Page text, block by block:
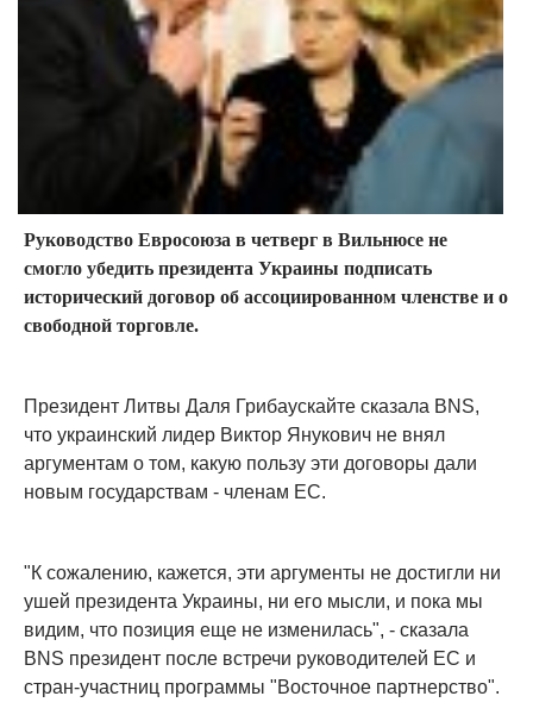
Руководство Евросоюза в четверг в Вильнюсе не
смогло убедить президента Украины подписать
исторический договор об ассоциированном членстве и о
свободной торговле.
Президент Литвы Даля Грибаускайте сказала BNS,
что украинский лидер Виктор Янукович не внял
аргументам о том, какую пользу эти договоры дали
новым государствам - членам ЕС.
"К сожалению, кажется, эти аргументы не достигли ни
ушей президента Украины, ни его мысли, и пока мы
видим, что позиция еще не изменилась", - сказала
BNS президент после встречи руководителей ЕС и
стран-участниц программы "Восточное партнерство".